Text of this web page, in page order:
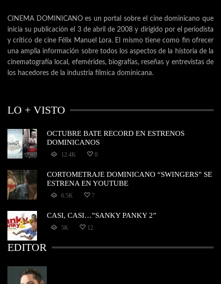
CINEMA DOMINICANO es un portal sobre el cine dominicano que
inicia su publicación el 3 de abril de 2008 y dirigido por el periodista
y crítico de cine Félix Manuel Lora. El mismo tiene como fin ofrecer
una amplia información sobre todos los aspectos de la historia de la
cinematografía local, efemérides, biografías, reseñas y entrevistas de
los hacedores de la industria fílmica dominicana.
LO + VISTO
OCTUBRE BATE RECORD EN ESTRENOS
DOMINICANOS
12.4K 0
CORTOMETRAJE DOMINICANO “SWINGERS” SE
ESTRENA EN YOUTUBE
6.5K 7
CASI, CASI…”SANKY PANKY 2”
5K 12
EDITOR